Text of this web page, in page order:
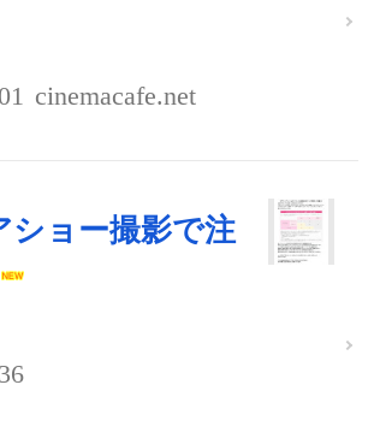
cinemacafe.net
ショー撮影で注